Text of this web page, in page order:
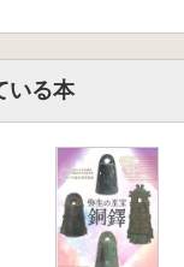
に見える道教神―
容と融合
士法を崇めず―古
受容 増尾伸一郎
にみる道教 石川
いる本